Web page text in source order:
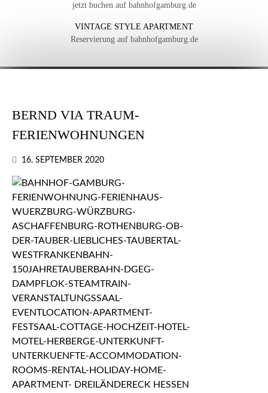
jetzt buchen auf bahnhofgamburg.de
VINTAGE STYLE APARTMENT
Reservierung auf bahnhofgamburg.de
BERND VIA TRAUM-
FERIENWOHNUNGEN
16. SEPTEMBER 2020